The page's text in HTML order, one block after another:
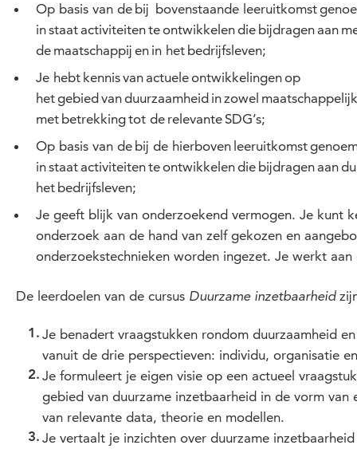
Op basis van de bij bovenstaande leeruitkomst
in staat activiteiten te ontwikkelen die bijdragen aan
de maatschappij en in het bedrijfsleven;
Je hebt kennis van actuele ontwikkelingen op
het gebied van duurzaamheid in zowel
met betrekking tot de relevante SDG’s;
Op basis van de bij de hierboven leeruitkomst
in staat activiteiten te ontwikkelen die bijdragen aan
het bedrijfsleven;
Je geeft blijk van onderzoekend vermogen. Je kunt
onderzoek aan de hand van zelf gekozen en
onderzoekstechnieken worden ingezet. Je werkt
De leerdoelen van de cursus Duurzame inzetbaarheid
Je benadert vraagstukken rondom duurzaamheid
vanuit de drie perspectieven: individu, organisatie
Je formuleert je eigen visie op een actueel
gebied van duurzame inzetbaarheid in de vorm
van relevante data, theorie en modellen.
Je vertaalt je inzichten over duurzame